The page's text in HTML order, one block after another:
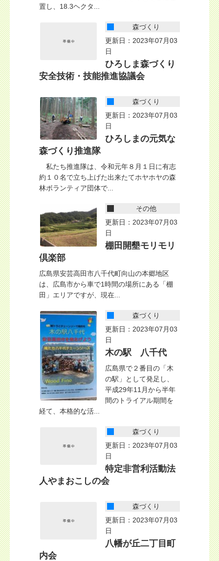
置し、18.3ヘクタ...
森づくり
更新日：2023年07月03
日
ひろしま森づくり
安全技術・技能推進協議会
森づくり
更新日：2023年07月03
日
ひろしまの元気な
森づくり推進隊
私たち推進隊は、令和元年８月１日に有志
約１０名で立ち上げた出来たてホヤホヤの森
林ボランティア団体で...
その他
更新日：2023年07月03
日
棚田開墾モリモリ
倶楽部
広島県安芸高田市八千代町向山の本郷地区
は、広島市から車で1時間の場所にある「棚
田」エリアですが、現在...
森づくり
更新日：2023年07月03
日
木の駅 八千代
広島県で２番目の「木
の駅」として発足し、
平成29年11月から半年
間のトライアル期間を
経て、本格的な活...
森づくり
更新日：2023年07月03
日
特定非営利活動法
人やまおこしの会
森づくり
更新日：2023年07月03
日
八幡が丘二丁目町
内会